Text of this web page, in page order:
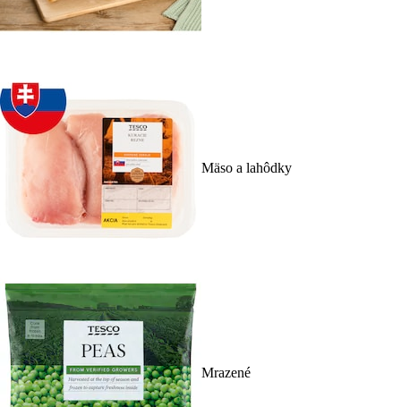
Mäso a lahôdky
Mrazené